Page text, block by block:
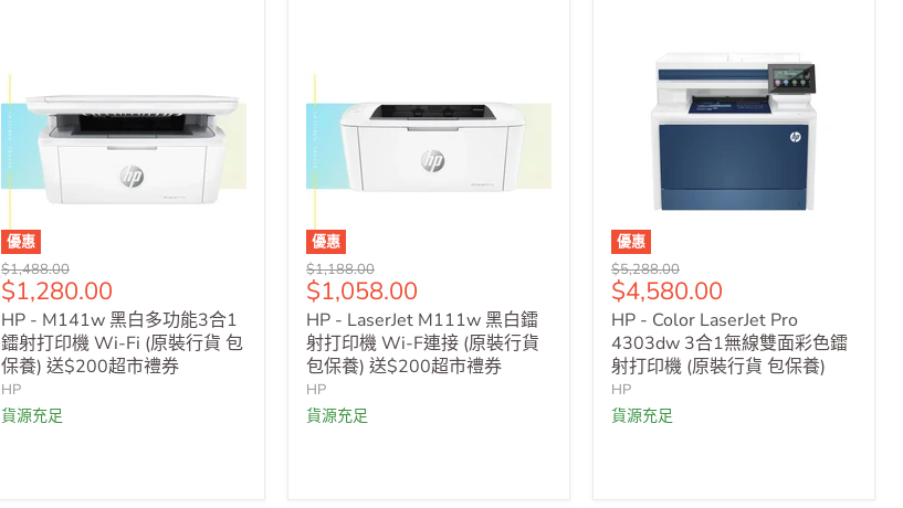
優惠
原
價
$1,488.00
售
價
$1,280.00
HP - M141w 黑白多功能3合1
鐳射打印機 Wi-Fi (原裝行貨 包
保養) 送$200超市禮券
HP
貨源充足
優惠
原
價
$1,188.00
售
價
$1,058.00
HP - LaserJet M111w 黑白鐳
射打印機 Wi-F連接 (原裝行貨
包保養) 送$200超市禮券
HP
貨源充足
優惠
原
價
$5,288.00
售
價
$4,580.00
HP - Color LaserJet Pro
4303dw 3合1無線雙面彩色鐳
射打印機 (原裝行貨 包保養)
HP
貨源充足